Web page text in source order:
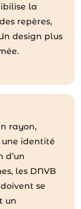
la
repères,
design plus
rayon,
identité
d’un
les DNVB
se
un